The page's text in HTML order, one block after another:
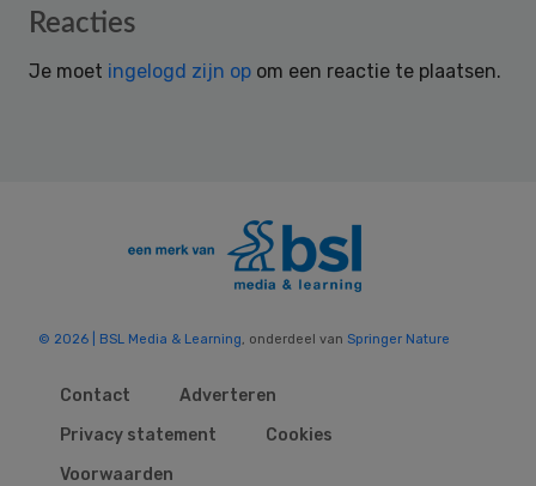
Reader
Reacties
Je moet ingelogd zijn op om een reactie te plaatsen.
© 2026 | BSL Media & Learning , onderdeel van Springer Nature
Contact
Adverteren
Privacy statement
Cookies
Voorwaarden